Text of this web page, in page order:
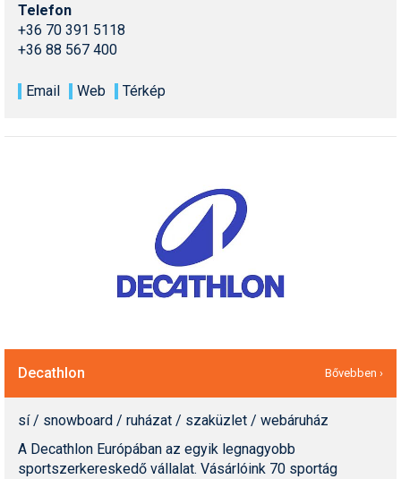
Telefon
+36 70 391 5118
+36 88 567 400
Email Web Térkép
Decathlon Bővebben ›
sí / snowboard / ruházat / szaküzlet / webáruház
A Decathlon Európában az egyik legnagyobb
sportszerkereskedő vállalat. Vásárlóink 70 sportág